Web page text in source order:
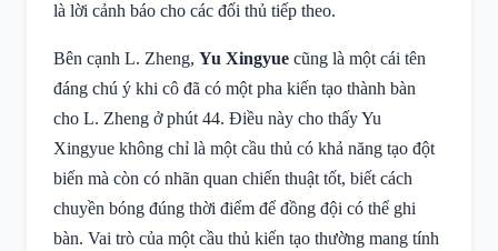
là lời cảnh báo cho các đối thủ tiếp theo.
Bên cạnh L. Zheng, Yu Xingyue cũng là một cái tên
đáng chú ý khi cô đã có một pha kiến tạo thành bàn
cho L. Zheng ở phút 44. Điều này cho thấy Yu
Xingyue không chỉ là một cầu thủ có khả năng tạo đột
biến mà còn có nhãn quan chiến thuật tốt, biết cách
chuyền bóng đúng thời điểm để đồng đội có thể ghi
bàn. Vai trò của một cầu thủ kiến tạo thường mang tính